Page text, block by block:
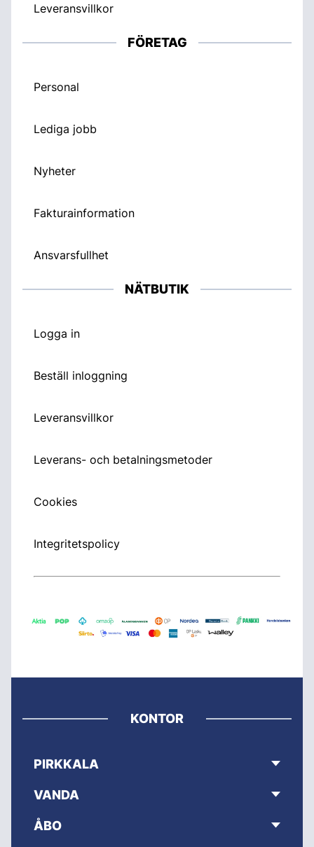
Leveransvillkor
FÖRETAG
Personal
Lediga jobb
Nyheter
Fakturainformation
Ansvarsfullhet
NÄTBUTIK
Logga in
Beställ inloggning
Leveransvillkor
Leverans- och betalningsmetoder
Cookies
Integritetspolicy
KONTOR
PIRKKALA
VANDA
ÅBO